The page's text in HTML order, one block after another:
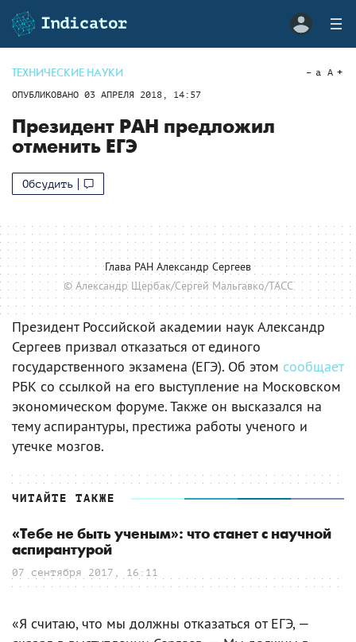
ТЕХНИЧЕСКИЕ НАУКИ
ОПУБЛИКОВАНО 03 АПРЕЛЯ 2018, 14:57
a A
Президент РАН предложил
отменить ЕГЭ
Обсудить
Глава РАН Александр Сергеев
© Александр Щербак/Сергей Мальгавко/ТАСС
Президент Российской академии наук Александр
Сергеев призвал отказаться от единого
государственного экзамена (ЕГЭ). Об этом сообщает
РБК со ссылкой на его выступление на Московском
экономическом форуме. Также он высказался на
тему аспирантуры, престижа работы ученого и
утечке мозгов.
ЧИТАЙТЕ ТАКЖЕ
«Тебе не быть ученым»: что станет с научной
аспирантурой
07 сентября 2017, 16:11
«Я считаю, что мы должны отказаться от ЕГЭ, —